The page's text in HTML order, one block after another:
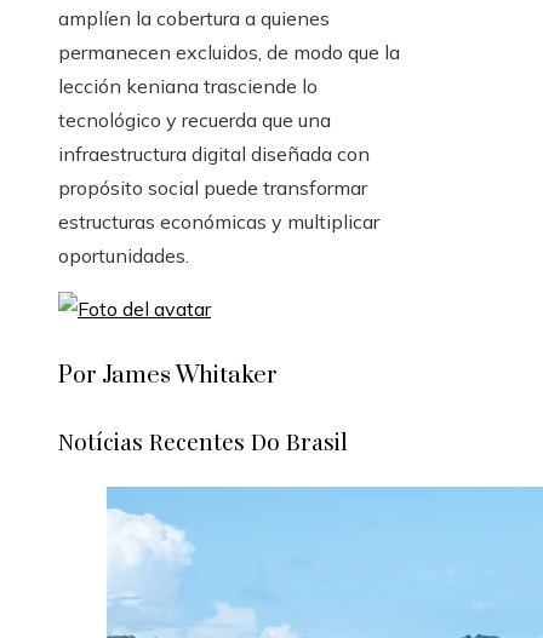
amplíen la cobertura a quienes
permanecen excluidos, de modo que la
lección keniana trasciende lo
tecnológico y recuerda que una
infraestructura digital diseñada con
propósito social puede transformar
estructuras económicas y multiplicar
oportunidades.
Por James Whitaker
Notícias Recentes Do Brasil